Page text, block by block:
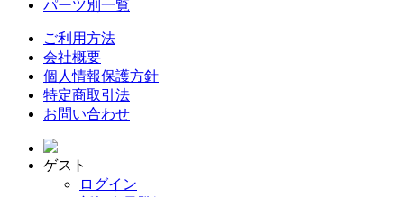
パーツ別一覧
ご利用方法
会社概要
個人情報保護方針
特定商取引法
お問い合わせ
ゲスト
ログイン